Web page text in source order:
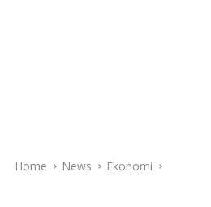
Home News Ekonomi